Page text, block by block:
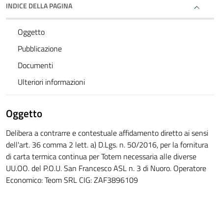
INDICE DELLA PAGINA
Oggetto
Pubblicazione
Documenti
Ulteriori informazioni
Oggetto
Delibera a contrarre e contestuale affidamento diretto ai sensi
dell'art. 36 comma 2 lett. a) D.Lgs. n. 50/2016, per la fornitura
di carta termica continua per Totem necessaria alle diverse
UU.OO. del P.O.U. San Francesco ASL n. 3 di Nuoro. Operatore
Economico: Teom SRL CIG: ZAF3896109